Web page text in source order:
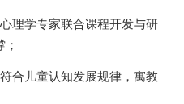
学专家联合课程开发与研
儿童认知发展规律，寓教